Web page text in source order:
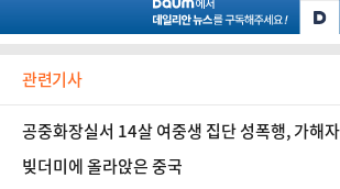
관련기사
공중화장실서 14살 여중생 집단 성폭행, 가해
빚더미에 올라앉은 중국